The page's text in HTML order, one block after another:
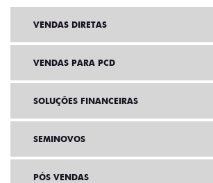
VENDAS DIRETAS
VENDAS PARA PCD
SOLUÇÕES FINANCEIRAS
SEMINOVOS
PÓS VENDAS